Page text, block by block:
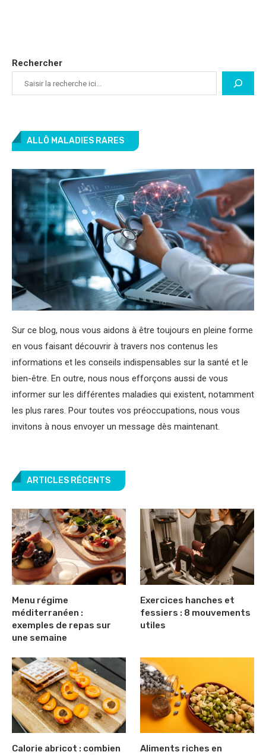
Rechercher
ALLÔ MALADIES RARES
Sur ce blog, nous vous aidons à être toujours en pleine forme
en vous faisant découvrir à travers nos contenus les
informations et les conseils indispensables sur la santé et le
bien-être. En outre, nous nous efforçons aussi de vous
informer sur les différentes maladies qui existent, notamment
les plus rares. Pour toutes vos préoccupations, nous vous
invitons à nous envoyer un message dès maintenant.
ARTICLES RÉCENTS
Menu régime
méditerranéen :
exemples de repas sur
une semaine
Exercices hanches et
fessiers : 8 mouvements
utiles
Calorie abricot : combien
Aliments riches en